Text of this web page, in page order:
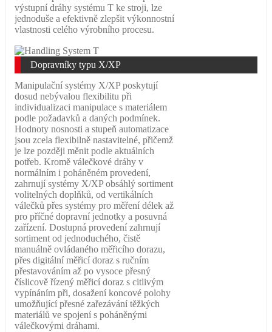
výstupní dráhy systému T ke stroji, lze
jednoduše a efektivně zlepšit výkonnostní
vlastnosti celého výrobního procesu.
Dopravníky typu X/XP
Manipulační systémy X/XP poskytují
dosud nebývalou flexibilitu při
individualizaci manipulace s materiálem
podle požadavků a daných podmínek.
Hodnoty nosnosti a stupeň automatizace
jsou zcela flexibilně nastavitelné, přičemž
je lze později měnit podle aktuálních
potřeb. Kromě válečkové dráhy v
normálním i poháněném provedení,
zahrnují systémy X/XP obsáhlý sortiment
volitelných doplňků, od vertikálních
válečků přes systémy pro měření délek až
pro příčné dopravní jednotky a posuvná
zařízení. Dostupná provedení zahrnují
sortiment od jednoduchého, čistě
manuálně ovládaného měřicího dorazu,
přes digitální měřicí doraz s ručním
přestavováním až po vysoce přesný
číslicově řízený měřicí doraz s citlivým
vypínáním při, dosažení koncové polohy
umožňující přesné zařezávání těžkých
materiálů ve spojení s poháněnými
válečkovými dráhami.